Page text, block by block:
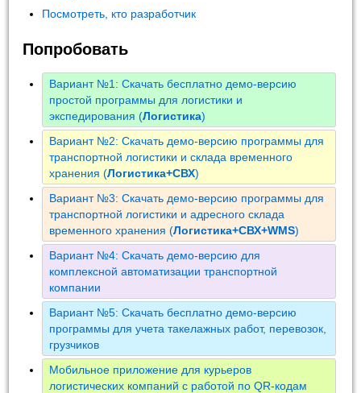
Посмотреть, кто разработчик
Попробовать
Вариант №1: Скачать бесплатно демо-версию
простой программы для логистики и
экспедирования (Логистика)
Вариант №2: Скачать демо-версию программы для
транспортной логистики и склада временного
хранения (Логистика+СВХ)
Вариант №3: Скачать демо-версию программы для
транспортной логистики и адресного склада
временного хранения (Логистика+СВХ+WMS)
Вариант №4: Скачать демо-версию для
комплексной автоматизации транспортной
компании
Вариант №5: Скачать бесплатно демо-версию
программы для учета такелажных работ, перевозок,
грузчиков
Мобильное приложение для курьеров
логистических компаний с работой по QR-кодам